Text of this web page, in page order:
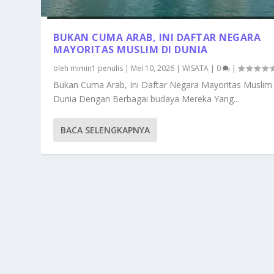
BUKAN CUMA ARAB, INI DAFTAR NEGARA
MAYORITAS MUSLIM DI DUNIA
oleh mimin1 penulis Mei 10, 2026 |WISATA 0 |
Bukan Cuma Arab, Ini Daftar Negara Mayoritas
Dunia Dengan Berbagai budaya Mereka Yang...
BACA SELENGKAPNYA